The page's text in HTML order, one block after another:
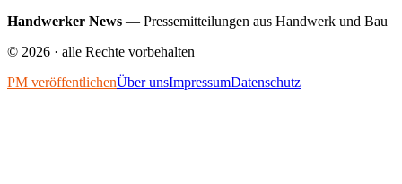
Handwerker News — Pressemitteilungen aus Handwerk und Bau
© 2026 · alle Rechte vorbehalten
PM veröffentlichenÜber unsImpressumDatenschutz